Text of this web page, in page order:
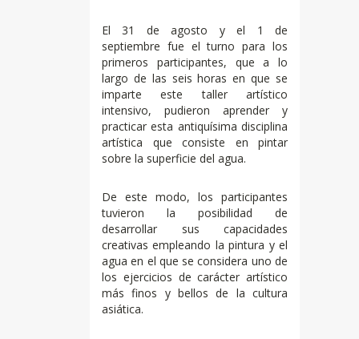
El 31 de agosto y el 1 de
septiembre fue el turno para los
primeros participantes, que a lo
largo de las seis horas en que se
imparte este taller artístico
intensivo, pudieron aprender y
practicar esta antiquísima disciplina
artística que consiste en pintar
sobre la superficie del agua.
De este modo, los participantes
tuvieron la posibilidad de
desarrollar sus capacidades
creativas empleando la pintura y el
agua en el que se considera uno de
los ejercicios de carácter artístico
más finos y bellos de la cultura
asiática.